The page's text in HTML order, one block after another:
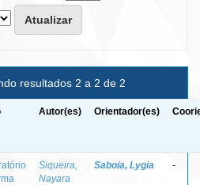
resultados 2 a 2 de 2
Autor(es) Orientador(es)
Siqueira,
Nayara
Saboia, Lygia -